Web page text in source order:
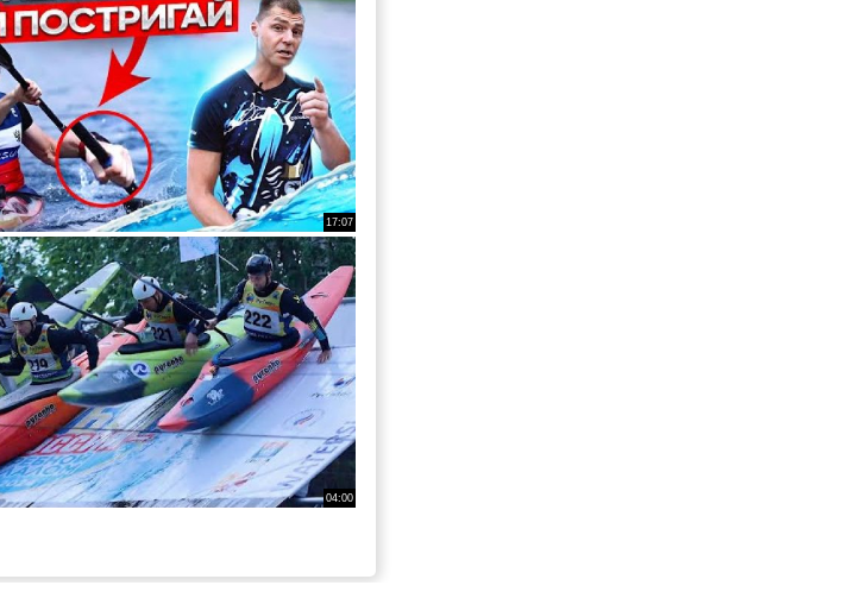
17:07
04:00